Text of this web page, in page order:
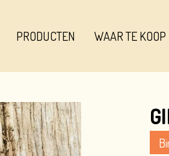
PRODUCTEN WAAR TE KOOP